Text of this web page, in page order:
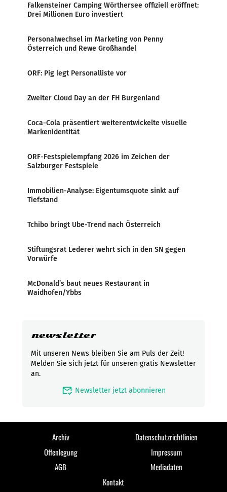
Falkensteiner Camping Wörthersee offiziell eröffnet:
Drei Millionen Euro investiert
Personalwechsel im Marketing von Penny
Österreich und Rewe Großhandel
ORF: Pig legt Personalliste vor
Zweiter Cloud Day an der FH Burgenland
Coca-Cola präsentiert weiterentwickelte visuelle
Markenidentität
ORF-Festspielempfang 2026 im Zeichen der
Salzburger Festspiele
Immobilien-Analyse: Eigentumsquote sinkt auf
Tiefstand
Tchibo bringt Ube-Trend nach Österreich
Stiftungsrat Lederer wehrt sich in den SN gegen
Vorwürfe
McDonald’s baut neues Restaurant in
Waidhofen/Ybbs
newsletter
Mit unseren News bleiben Sie am Puls der Zeit!
Melden Sie sich jetzt für unseren gratis Newsletter
an.
mark_email_read Newsletter jetzt abonnieren
Archiv
Datenschutzrichtlinien
Offenlegung
Impressum
AGB
Mediadaten
Kontakt